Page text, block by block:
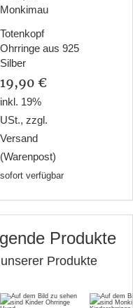
Monkimau
Totenkopf
Ohrringe aus 925
Silber
19,90 €
inkl. 19%
USt., zzgl.
Versand
(Warenpost)
sofort verfügbar
Produkte
Produkte